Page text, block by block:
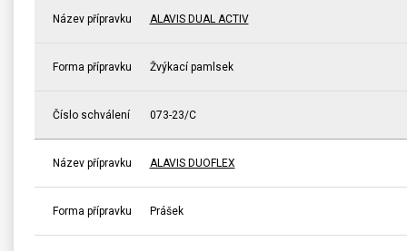
Název přípravku ALAVIS DUAL ACTIV
Forma přípravku Žvýkací pamlsek
Číslo schválení 073-23/C
Název přípravku ALAVIS DUOFLEX
Forma přípravku Prášek